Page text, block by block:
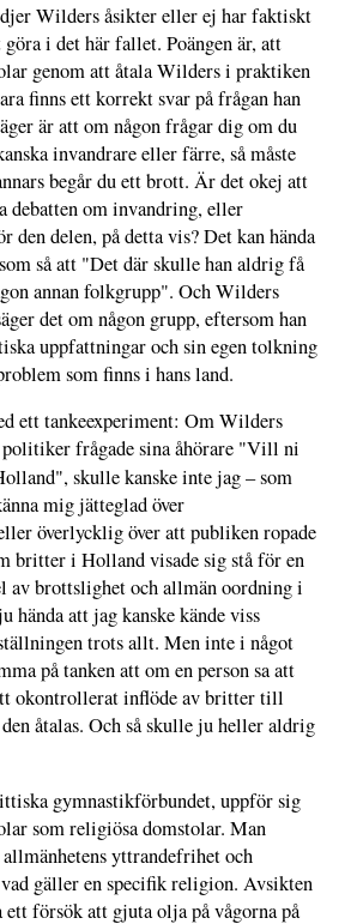
Wilders åsikter eller ej har faktiskt
i det här fallet. Poängen är, att
genom att åtala Wilders i praktiken
finns ett korrekt svar på frågan han
är att om någon frågar dig om du
invandrare eller färre, så måste
begår du ett brott. Är det okej att
debatten om invandring, eller
den delen, på detta vis? Det kan hända
så att "Det där skulle han aldrig få
annan folkgrupp". Och Wilders
det om någon grupp, eftersom han
uppfattningar och sin egen tolkning
som finns i hans land.
ett tankeexperiment: Om Wilders
politiker frågade sina åhörare "Vill ni
skulle kanske inte jag – som
mig jätteglad över
överlycklig över att publiken ropade
britter i Holland visade sig stå för en
av brottslighet och allmän oordning i
hända att jag kanske kände viss
trots allt. Men inte i något
på tanken att om en person sa att
okontrollerat inflöde av britter till
åtalas. Och så skulle ju heller aldrig
gymnastikförbundet, uppför sig
som religiösa domstolar. Man
yttrandefrihet och
gäller en specifik religion. Avsikten
försök att gjuta olja på vågorna på